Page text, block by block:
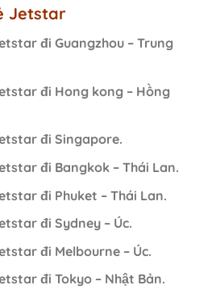
Jetstar
đi Guangzhou – Trung
đi Hong kong – Hồng
đi Singapore.
đi Bangkok – Thái Lan.
đi Phuket – Thái Lan.
đi Sydney – Úc.
đi Melbourne – Úc.
đi Tokyo – Nhật Bản.